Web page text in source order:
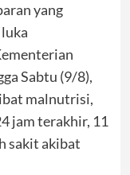
yang
Sabtu (9/8),
malnutrisi,
jam terakhir, 11
sakit akibat